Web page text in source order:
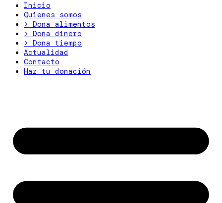
Inicio
Quienes somos
> Dona alimentos
> Dona dinero
> Dona tiempo
Actualidad
Contacto
Haz tu donación